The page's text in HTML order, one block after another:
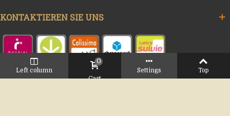
KONTAKTIEREN SIE UNS
Left column
Cart
0
Settings Top